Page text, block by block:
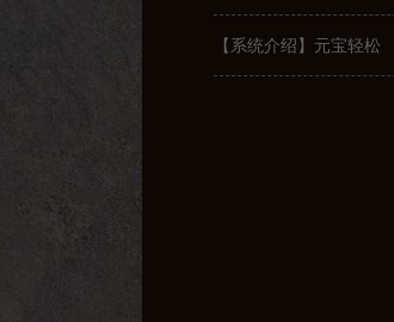
【系统介绍】元宝轻松